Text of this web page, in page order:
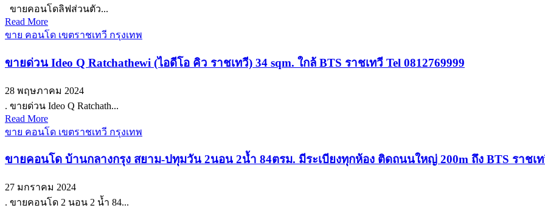
ขายคอนโดลิฟส่วนตัว...
Read More
ขาย คอนโด เขตราชเทวี กรุงเทพ
ขายด่วน Ideo Q Ratchathewi (ไอดีโอ คิว ราชเทวี) 34 sqm. ใกล้ BTS ราชเทวี Tel 0812769999
28 พฤษภาคม 2024
. ขายด่วน Ideo Q Ratchath...
Read More
ขาย คอนโด เขตราชเทวี กรุงเทพ
ขายคอนโด บ้านกลางกรุง สยาม-ปทุมวัน 2นอน 2น้ำ 84ตรม. มีระเบียงทุกห้อง ติดถนนใหญ่ 200m ถึง BTS ราชเท
27 มกราคม 2024
. ขายคอนโด 2 นอน 2 น้ำ 84...